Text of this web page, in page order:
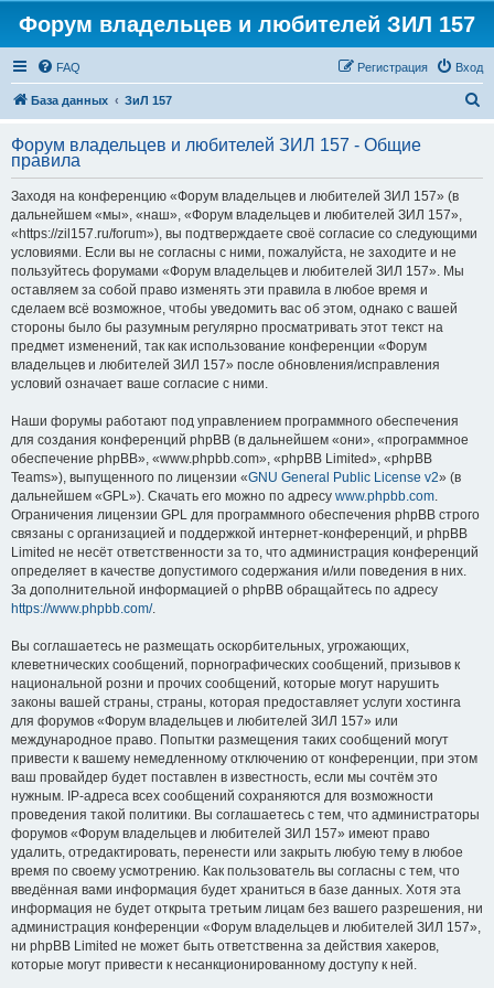
Форум владельцев и любителей ЗИЛ 157
FAQ Вход
Регистрация
База данных ЗиЛ 157
с
Форум владельцев и любителей ЗИЛ 157 - Общие
правила
Заходя на конференцию «Форум владельцев и любителей ЗИЛ 157» (в
дальнейшем «мы», «наш», «Форум владельцев и любителей ЗИЛ 157»,
«https://zil157.ru/forum»), вы подтверждаете своё согласие со следующими
условиями. Если вы не согласны с ними, пожалуйста, не заходите и не
пользуйтесь форумами «Форум владельцев и любителей ЗИЛ 157». Мы
оставляем за собой право изменять эти правила в любое время и
сделаем всё возможное, чтобы уведомить вас об этом, однако с вашей
стороны было бы разумным регулярно просматривать этот текст на
предмет изменений, так как использование конференции «Форум
владельцев и любителей ЗИЛ 157» после обновления/исправления
условий означает ваше согласие с ними.
Наши форумы работают под управлением программного обеспечения
для создания конференций phpBB (в дальнейшем «они», «программное
обеспечение phpBB», «www.phpbb.com», «phpBB Limited», «phpBB
Teams»), выпущенного по лицензии «GNU General Public License v2» (в
дальнейшем «GPL»). Скачать его можно по адресу www.phpbb.com.
Ограничения лицензии GPL для программного обеспечения phpBB строго
связаны с организацией и поддержкой интернет-конференций, и phpBB
Limited не несёт ответственности за то, что администрация конференций
определяет в качестве допустимого содержания и/или поведения в них.
За дополнительной информацией о phpBB обращайтесь по адресу
https://www.phpbb.com/.
Вы соглашаетесь не размещать оскорбительных, угрожающих,
клеветнических сообщений, порнографических сообщений, призывов к
национальной розни и прочих сообщений, которые могут нарушить
законы вашей страны, страны, которая предоставляет услуги хостинга
для форумов «Форум владельцев и любителей ЗИЛ 157» или
международное право. Попытки размещения таких сообщений могут
привести к вашему немедленному отключению от конференции, при этом
ваш провайдер будет поставлен в известность, если мы сочтём это
нужным. IP-адреса всех сообщений сохраняются для возможности
проведения такой политики. Вы соглашаетесь с тем, что администраторы
форумов «Форум владельцев и любителей ЗИЛ 157» имеют право
удалить, отредактировать, перенести или закрыть любую тему в любое
время по своему усмотрению. Как пользователь вы согласны с тем, что
введённая вами информация будет храниться в базе данных. Хотя эта
информация не будет открыта третьим лицам без вашего разрешения, ни
администрация конференции «Форум владельцев и любителей ЗИЛ 157»,
ни phpBB Limited не может быть ответственна за действия хакеров,
которые могут привести к несанкционированному доступу к ней.